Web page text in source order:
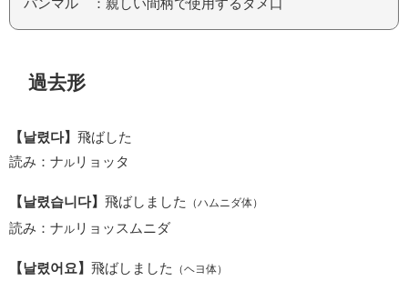
パンマル ：親しい間柄で使用するタメ口
過去形
【날렸다】 飛ばした
読み：ナ ル リョッタ
【날렸습니다】 飛ばしました （ハムニダ体）
読み：ナ ル リョッスムニダ
【날렸어요】 飛ばしました （ヘヨ体）